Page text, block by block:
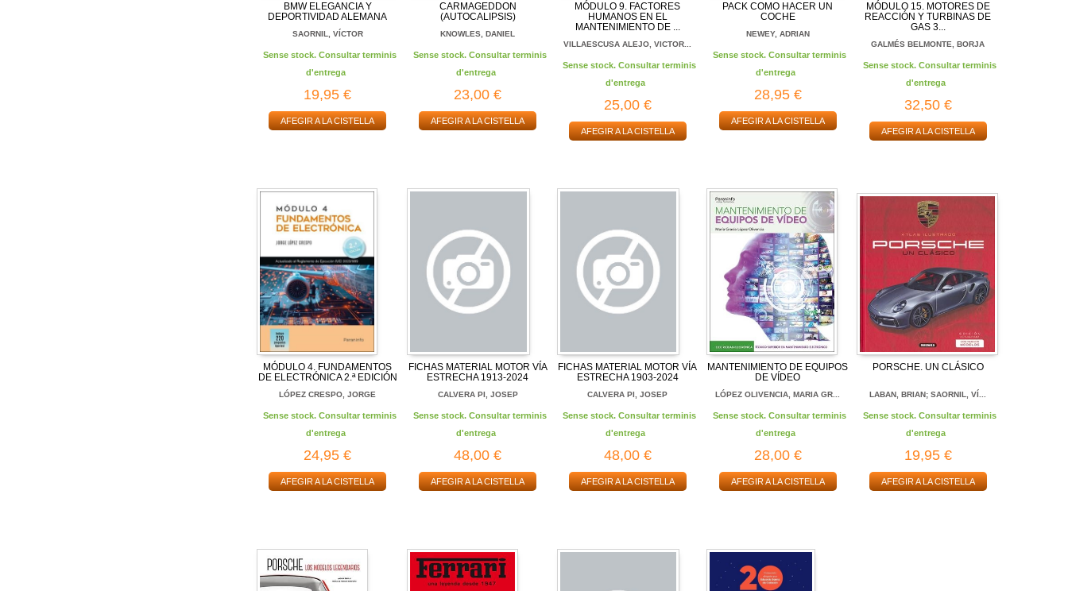
BMW ELEGANCIA Y
DEPORTIVIDAD ALEMANA
SAORNIL, VÍCTOR
Sense stock. Consultar terminis
d'entrega
19,95 €
AFEGIR A LA CISTELLA
CARMAGEDDON
(AUTOCALIPSIS)
KNOWLES, DANIEL
Sense stock. Consultar terminis
d'entrega
23,00 €
AFEGIR A LA CISTELLA
MÓDULO 9. FACTORES
HUMANOS EN EL
MANTENIMIENTO DE ...
VILLAESCUSA ALEJO, VICTOR...
Sense stock. Consultar terminis
d'entrega
25,00 €
AFEGIR A LA CISTELLA
PACK COMO HACER UN
COCHE
NEWEY, ADRIAN
Sense stock. Consultar terminis
d'entrega
28,95 €
AFEGIR A LA CISTELLA
MÓDULO 15. MOTORES DE
REACCIÓN Y TURBINAS DE
GAS 3...
GALMÉS BELMONTE, BORJA
Sense stock. Consultar terminis
d'entrega
32,50 €
AFEGIR A LA CISTELLA
MÓDULO 4. FUNDAMENTOS
DE ELECTRÓNICA 2.ª EDICIÓN
LÓPEZ CRESPO, JORGE
Sense stock. Consultar terminis
d'entrega
24,95 €
AFEGIR A LA CISTELLA
FICHAS MATERIAL MOTOR VÍA
ESTRECHA 1913-2024
CALVERA PI, JOSEP
Sense stock. Consultar terminis
d'entrega
48,00 €
AFEGIR A LA CISTELLA
FICHAS MATERIAL MOTOR VÍA
ESTRECHA 1903-2024
CALVERA PI, JOSEP
Sense stock. Consultar terminis
d'entrega
48,00 €
AFEGIR A LA CISTELLA
MANTENIMIENTO DE EQUIPOS
DE VÍDEO
LÓPEZ OLIVENCIA, MARIA GR...
Sense stock. Consultar terminis
d'entrega
28,00 €
AFEGIR A LA CISTELLA
PORSCHE. UN CLÁSICO
LABAN, BRIAN; SAORNIL, VÍ...
Sense stock. Consultar terminis
d'entrega
19,95 €
AFEGIR A LA CISTELLA